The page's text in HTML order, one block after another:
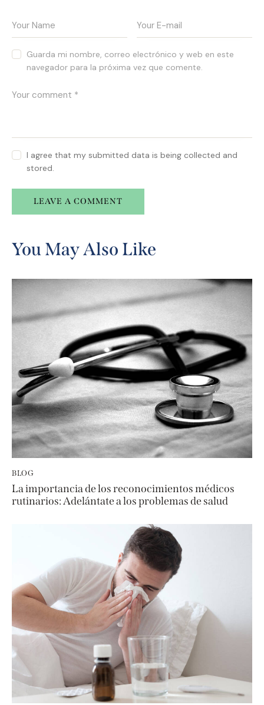
Guarda mi nombre, correo electrónico y web en este
navegador para la próxima vez que comente.
I agree that my submitted data is being collected and
stored.
t
r
n
t
You May Also Like
BLOG
La importancia de los reconocimientos médicos
rutinarios: Adelántate a los problemas de salud